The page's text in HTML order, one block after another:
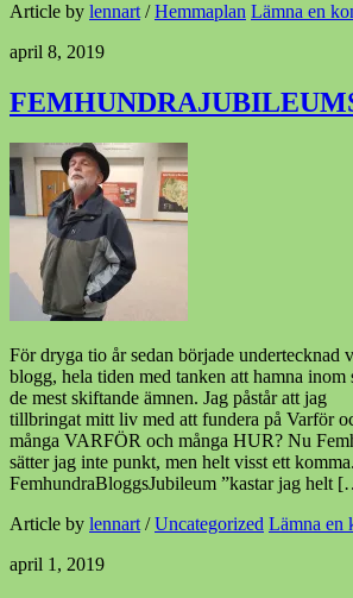
Article by lennart /Hemmaplan Lämna en
april 8, 2019
För dryga tio år sedan började undertecknad
blogg, hela tiden med tanken att hamna
de mest skiftande ämnen. Jag påstår att jag
tillbringat mitt liv med att fundera på Varför
många VARFÖR och många HUR? Nu
sätter jag inte punkt, men helt visst ett
FemhundraBloggsJubileum ”kastar jag helt
Article by lennart /Uncategorized Lämna en
april 1, 2019